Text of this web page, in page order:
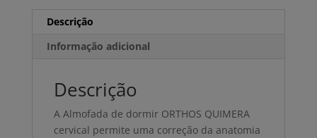
Descrição
Informação adicional
Descrição
A Almofada de dormir ORTHOS QUIMERA
cervical permite uma correção da anatomia